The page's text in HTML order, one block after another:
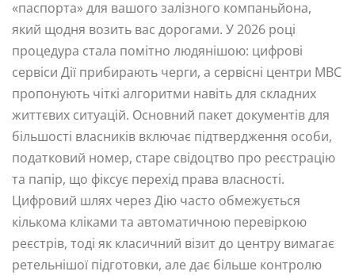
«паспорта» для вашого залізного компаньйона,
який щодня возить вас дорогами. У 2026 році
процедура стала помітно людянішою: цифрові
сервіси Дії прибирають черги, а сервісні центри МВС
пропонують чіткі алгоритми навіть для складних
життєвих ситуацій. Основний пакет документів для
більшості власників включає підтвердження особи,
податковий номер, старе свідоцтво про реєстрацію
та папір, що фіксує перехід права власності.
Цифровий шлях через Дію часто обмежується
кількома кліками та автоматичною перевіркою
реєстрів, тоді як класичний візит до центру вимагає
ретельнішої підготовки, але дає більше контролю